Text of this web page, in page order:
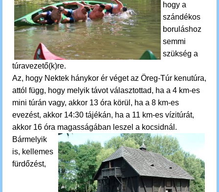
hogy a
szándékos
boruláshoz
semmi
szükség a
túravezető(k)re.
Az, hogy Nektek hánykor ér véget az Öreg-Túr kenutúra,
attól függ, hogy melyik távot választottad, ha a 4 km-es
mini túrán vagy, akkor 13 óra körül, ha a 8 km-es
evezést, akkor 14:30 tájékán, ha a 11 km-es vízitúrát,
akkor 16 óra magasságában leszel a kocsidnál.
Bármelyik
is, kellemes
fürdőzést,